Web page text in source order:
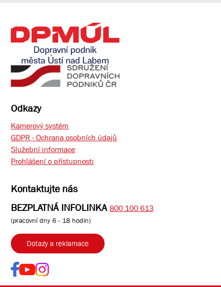
Odkazy
Kamerový systém
GDPR - Ochrana osobních údajů
Služební informace
Prohlášení o přístupnosti
Kontaktujte nás
BEZPLATNÁ INFOLINKA 800 100 613
(pracovní dny 6 - 18 hodin)
Dotazy a reklamace